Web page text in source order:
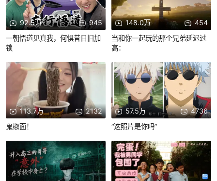
92.5万
945
一朝悟道见真我，何惧昔日旧加
锁
148.0万
454
当和你一起玩的那个兄弟延迟过
高：
113.7万
2132
鬼椒面！
57.5万
4736
“这照片是你吗”